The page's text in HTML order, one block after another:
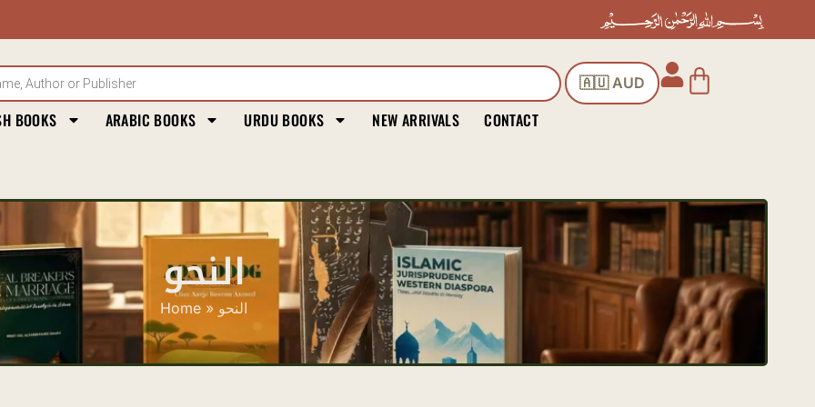
BOOKS ARABIC BOOKS URDU BOOKS NEW ARRIVALS CONTACT
🇦🇺 AUD Cart
النحو
Home » النحو